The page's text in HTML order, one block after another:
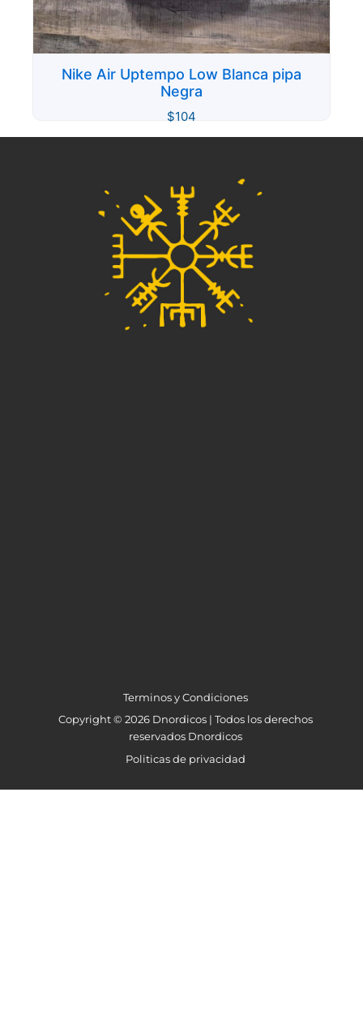
Nike Air Uptempo Low Blanca pipa
Negra
$104
Terminos y Condiciones
Copyright © 2026 Dnordicos | Todos los derechos
reservados Dnordicos
Politicas de privacidad